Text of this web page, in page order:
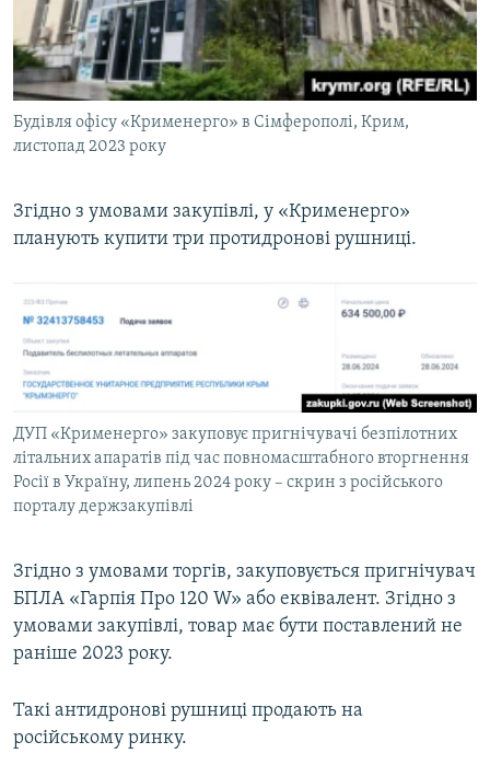
Будівля офісу «Крименерго» в Сімферополі, Крим,
листопад 2023 року
Згідно з умовами закупівлі, у «Крименерго»
планують купити три протидронові рушниці.
ДУП «Крименерго» закуповує пригнічувачі безпілотних
літальних апаратів під час повномасштабного вторгнення
Росії в Україну, липень 2024 року – скрин з російського
порталу держзакупівлі
Згідно з умовами торгів, закуповується пригнічувач
БПЛА «Гарпія Про 120 W» або еквівалент. Згідно з
умовами закупівлі, товар має бути поставлений не
раніше 2023 року.
Такі антидронові рушниці продають на
російському ринку.